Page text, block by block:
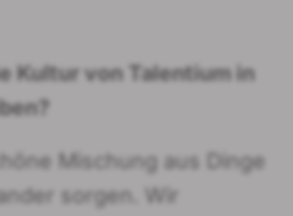
Kultur von Talentium in
Mischung aus Dinge
sorgen. Wir